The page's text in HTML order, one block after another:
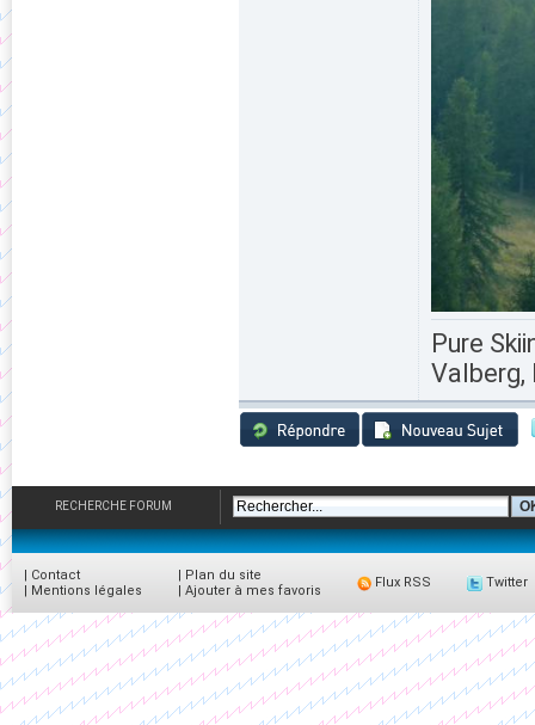
Pure
Valberg,
RECHERCHE FORUM
| Contact
| Mentions légales
| Plan du site
| Ajouter à mes favoris
Flux RSS Twitter